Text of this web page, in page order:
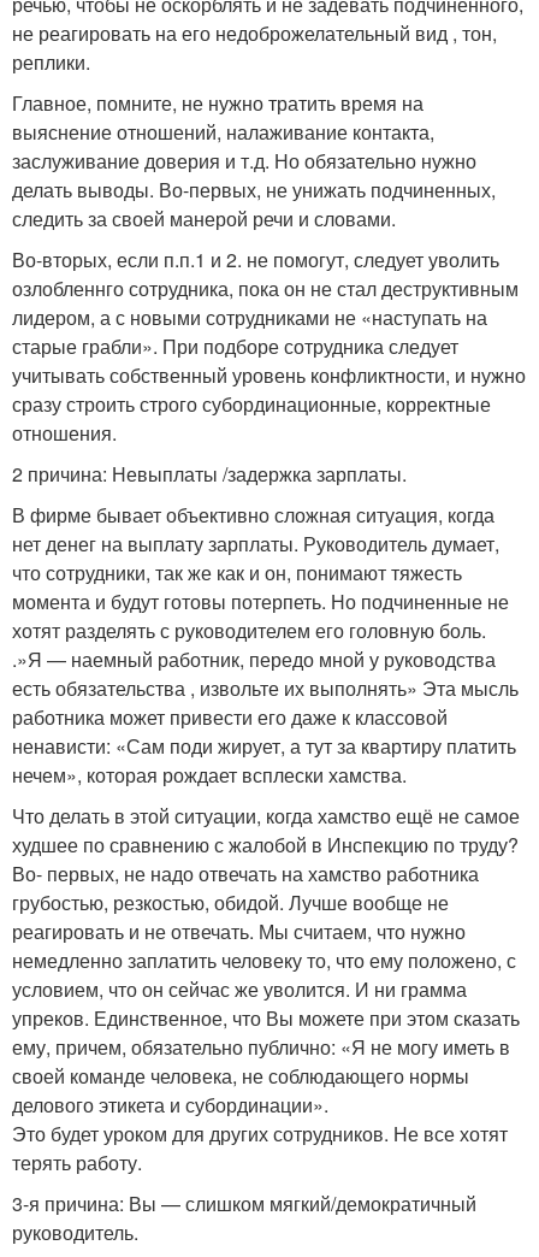
не реагировать на его недоброжелательный вид , тон,
реплики.
Главное, помните, не нужно тратить время на
выяснение отношений, налаживание контакта,
заслуживание доверия и т.д. Но обязательно нужно
делать выводы. Во-первых, не унижать подчиненных,
следить за своей манерой речи и словами.
Во-вторых, если п.п.1 и 2. не помогут, следует уволить
озлобленнго сотрудника, пока он не стал деструктивным
лидером, а с новыми сотрудниками не «наступать на
старые грабли». При подборе сотрудника следует
учитывать собственный уровень конфликтности, и нужно
сразу строить строго субординационные, корректные
отношения.
2 причина: Невыплаты /задержка зарплаты.
В фирме бывает объективно сложная ситуация, когда
нет денег на выплату зарплаты. Руководитель думает,
что сотрудники, так же как и он, понимают тяжесть
момента и будут готовы потерпеть. Но подчиненные не
хотят разделять с руководителем его головную боль.
.»Я — наемный работник, передо мной у руководства
есть обязательства , извольте их выполнять» Эта мысль
работника может привести его даже к классовой
ненависти: «Сам поди жирует, а тут за квартиру платить
нечем», которая рождает всплески хамства.
Что делать в этой ситуации, когда хамство ещё не самое
худшее по сравнению с жалобой в Инспекцию по труду?
Во- первых, не надо отвечать на хамство работника
грубостью, резкостью, обидой. Лучше вообще не
реагировать и не отвечать. Мы считаем, что нужно
немедленно заплатить человеку то, что ему положено, с
условием, что он сейчас же уволится. И ни грамма
упреков. Единственное, что Вы можете при этом сказать
ему, причем, обязательно публично: «Я не могу иметь в
своей команде человека, не соблюдающего нормы
делового этикета и субординации».
Это будет уроком для других сотрудников. Не все хотят
терять работу.
3-я причина: Вы — слишком мягкий/демократичный
руководитель.